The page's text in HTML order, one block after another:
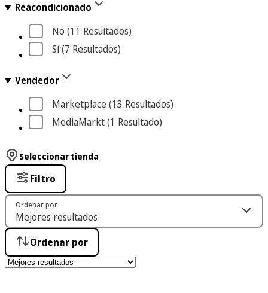
Reacondicionado
No (11 Resultados)
Sí (7 Resultados)
Vendedor
Marketplace (13 Resultados)
MediaMarkt (1 Resultado)
Seleccionar tienda
Filtro
Ordenar por
Ordenar por